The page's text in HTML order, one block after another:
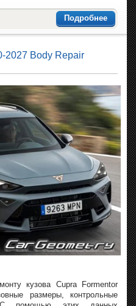
Подробнее
2027 Body Repair
кузова Cupra Formentor
размеры, контрольные